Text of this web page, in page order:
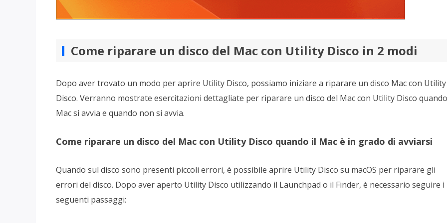
Come riparare un disco del Mac con Utility Disco in 2 modi
Dopo aver trovato un modo per aprire Utility Disco, possiamo iniziare a riparare un disco Mac con Utility
Disco. Verranno mostrate esercitazioni dettagliate per riparare un disco del Mac con Utility Disco
Mac si avvia e quando non si avvia.
Come riparare un disco del Mac con Utility Disco quando il Mac è in grado di avviarsi
Quando sul disco sono presenti piccoli errori, è possibile aprire Utility Disco su macOS per riparare gli
errori del disco. Dopo aver aperto Utility Disco utilizzando il Launchpad o il Finder, è necessario seguire i
seguenti passaggi: